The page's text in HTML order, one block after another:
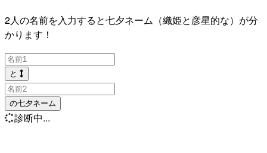
2人の名前を入力すると七夕ネーム（織姫と彦星的な）が分
かります！
と
の七夕ネーム
診断中...